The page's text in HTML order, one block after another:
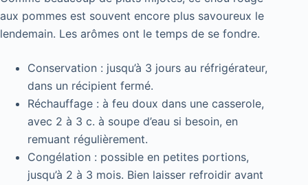
aux pommes est souvent encore plus savoureux le
lendemain. Les arômes ont le temps de se fondre.
Conservation : jusqu’à 3 jours au réfrigérateur,
dans un récipient fermé.
Réchauffage : à feu doux dans une casserole,
avec 2 à 3 c. à soupe d’eau si besoin, en
remuant régulièrement.
Congélation : possible en petites portions,
jusqu’à 2 à 3 mois. Bien laisser refroidir avant